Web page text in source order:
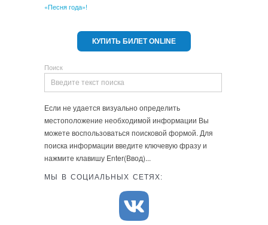
«Песня года»!
КУПИТЬ БИЛЕТ ONLINE
Поиск
Если не удается визуально определить
местоположение необходимой информации Вы
можете воспользоваться поисковой формой. Для
поиска информации введите ключевую фразу и
нажмите клавишу Enter(Ввод)...
МЫ В СОЦИАЛЬНЫХ СЕТЯХ: